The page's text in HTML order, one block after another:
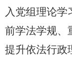
入党组理论学
前学法学规、
提升依法行政